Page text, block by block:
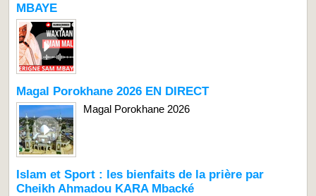
MBAYE
Magal Porokhane 2026 EN DIRECT
Magal Porokhane 2026
Islam et Sport : les bienfaits de la prière par
Cheikh Ahmadou KARA Mbacké